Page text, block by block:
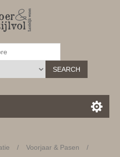
SEARCH
/ Voorjaar & Pasen
/